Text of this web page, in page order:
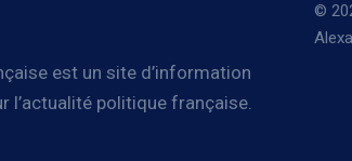
est un site d’information
l’actualité politique française.
©